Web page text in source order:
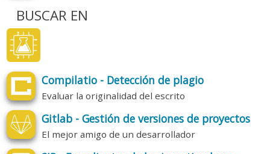
BUSCAR EN
Compilatio - Detección de plagio
Evaluar la originalidad del escrito
Gitlab - Gestión de versiones de proyectos
El mejor amigo de un desarrollador